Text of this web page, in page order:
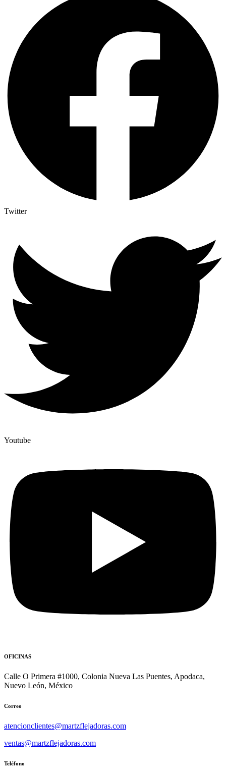
Twitter
Youtube
OFICINAS
Calle O Primera #1000, Colonia Nueva Las Puentes, Apodaca,
Nuevo León, México
Correo
atencionclientes@martzflejadoras.com
ventas@martzflejadoras.com
Teléfono